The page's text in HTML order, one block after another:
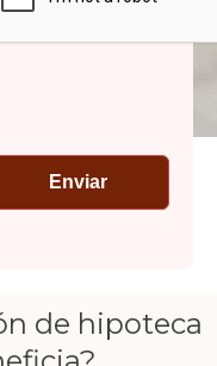
de hipoteca